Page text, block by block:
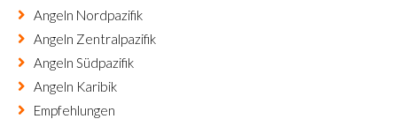
Angeln Nordpazifik
Angeln Zentralpazifik
Angeln Südpazifik
Angeln Karibik
Empfehlungen